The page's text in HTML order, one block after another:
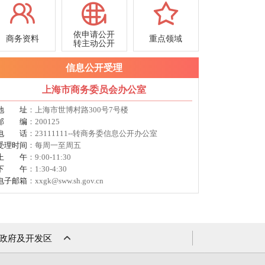
商务资料
依申请公开
转主动公开
重点领域
信息公开受理
上海市商务委员会办公室
址 ：上海市世博村路300号7号楼
编 ：200125
话：23111111--转商务委信息公开办公室
理时间 ：每周一至周五
午：9:00-11:30
午：1:30-4:30
子邮箱：xxgk@sww.sh.gov.cn
府及开发区